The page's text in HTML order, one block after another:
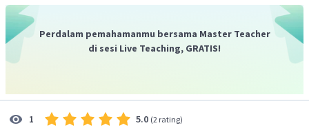
Perdalam pemahamanmu bersama Master Teacher
di sesi Live Teaching, GRATIS!
1 5.0 (2 rating)